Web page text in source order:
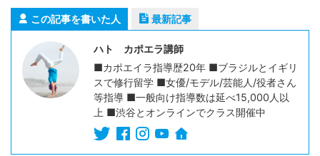
この記事を書いた人 最新記事
ハト カポエラ講師
■カポエイラ指導歴20年 ■ブラジルとイギリ
スで修行留学 ■女優/モデル/芸能人/役者さん
等指導 ■一般向け指導数は延べ15,000人以
上 ■渋谷とオンラインでクラス開催中